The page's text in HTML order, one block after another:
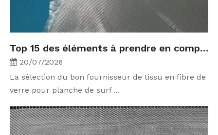
Top 15 des éléments à prendre en compte lors du choix d'un fournisseur de tissu en fibre de verre pour planche de surf
20/07/2026
La sélection du bon fournisseur de tissu en fibre de
verre pour planche de surf ...